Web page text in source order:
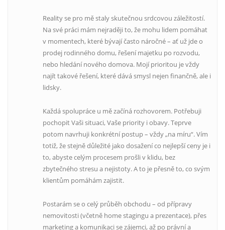
Reality se pro mě staly skutečnou srdcovou záležitostí.
Na své práci mám nejraději to, že mohu lidem pomáhat
v momentech, které bývají často náročné – ať už jde o
prodej rodinného domu, řešení majetku po rozvodu,
nebo hledání nového domova. Mojí prioritou je vždy
najít takové řešení, které dává smysl nejen finančně, ale i
lidsky.
Každá spolupráce u mě začíná rozhovorem. Potřebuji
pochopit Vaši situaci, Vaše priority i obavy. Teprve
potom navrhuji konkrétní postup – vždy „na míru“. Vím
totiž, že stejně důležité jako dosažení co nejlepší ceny je i
to, abyste celým procesem prošli v klidu, bez
zbytečného stresu a nejistoty. A to je přesně to, co svým
klientům pomáhám zajistit.
Postarám se o celý průběh obchodu – od přípravy
nemovitosti (včetně home stagingu a prezentace), přes
marketing a komunikaci se zájemci, až po právní a